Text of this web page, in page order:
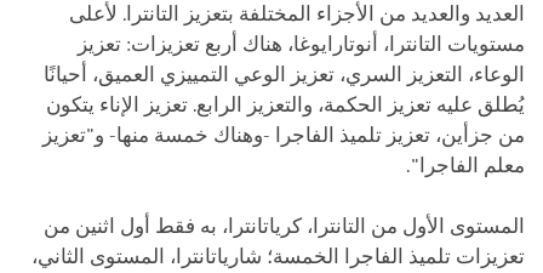
العديد والعديد من الأجزاء المختلفة بتعزيز التانترا. لأعلى
مستويات التانترا، أنوتارايوغا، هناك أربع تعزيزات: تعزيز
الوعاء، التعزيز السري، تعزيز الوعي التمييزي العميق، أحيانًا
يُطلق عليه تعزيز الحكمة، والتعزيز الرابع. تعزيز الإناء يتكون
من جزأين، تعزيز تلميذ الفاجرا -وهناك خمسة منها- و"تعزيز
معلم الفاجرا".
المستوى الأول من التانترا، كرياتانترا، به فقط أول اثنين من
تعزيزات تلميذ الفاجرا الخمسة؛ شارياتانترا، المستوى الثاني،